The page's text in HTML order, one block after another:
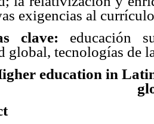
exigencias al
clave: educación
global, tecnologías de
education in